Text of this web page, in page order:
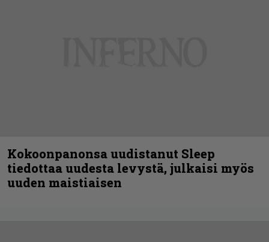
Kokoonpanonsa uudistanut Sleep
tiedottaa uudesta levystä, julkaisi myös
uuden maistiaisen